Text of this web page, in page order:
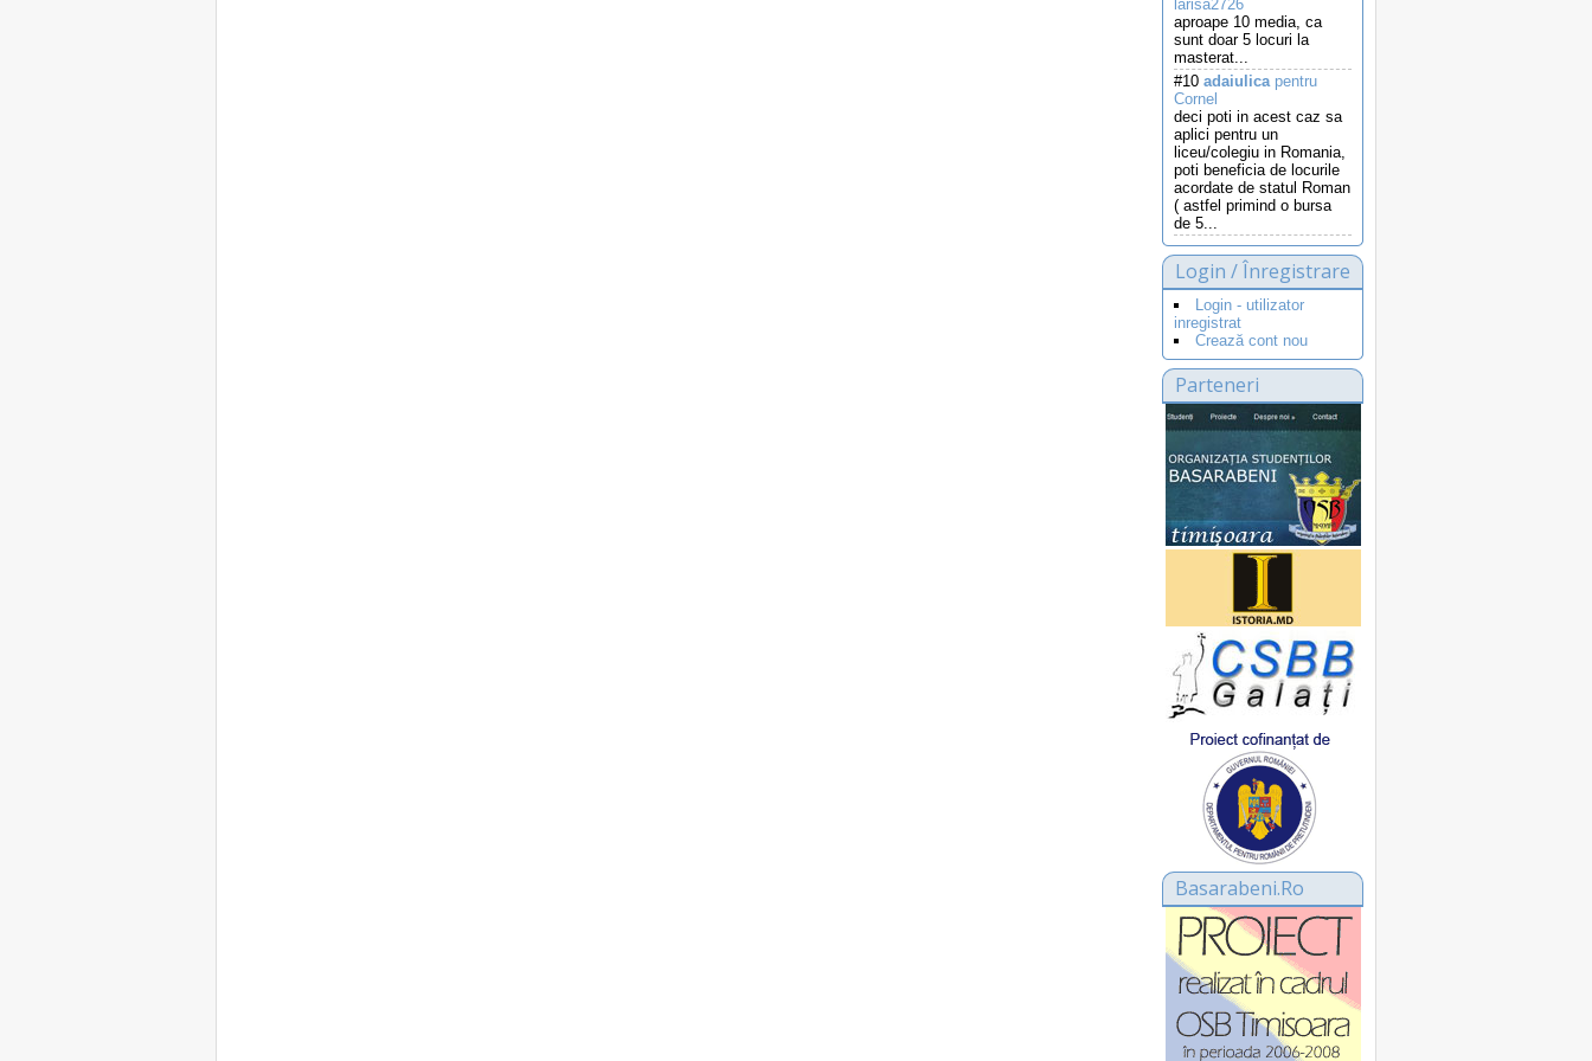
larisa2726
aproape 10 media, ca
sunt doar 5 locuri la
masterat...
#10 adaiulicapentru
Cornel
deci poti in acest caz sa
aplici pentru un
liceu/colegiu in Romania,
poti beneficia de locurile
acordate de statul Roman
( astfel primind o bursa
de 5...
Login / Înregistrare
Login - utilizator
inregistrat
Crează cont nou
Parteneri
Basarabeni.Ro